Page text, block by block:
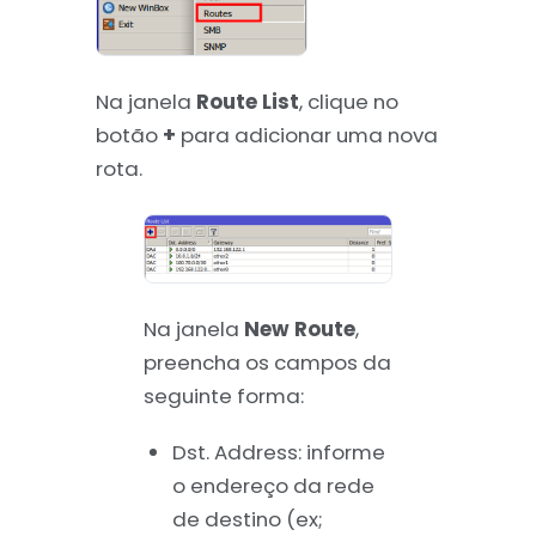
Na janela Route List, clique no
botão + para adicionar uma nova
rota.
Na janela New Route,
preencha os campos da
seguinte forma:
Dst. Address: informe
o endereço da rede
de destino (ex;